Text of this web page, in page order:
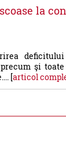
la
şi toate
[articol